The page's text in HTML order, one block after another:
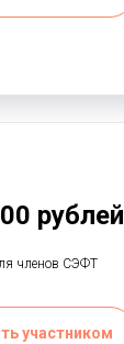
рублей
членов СЭФТ
участником